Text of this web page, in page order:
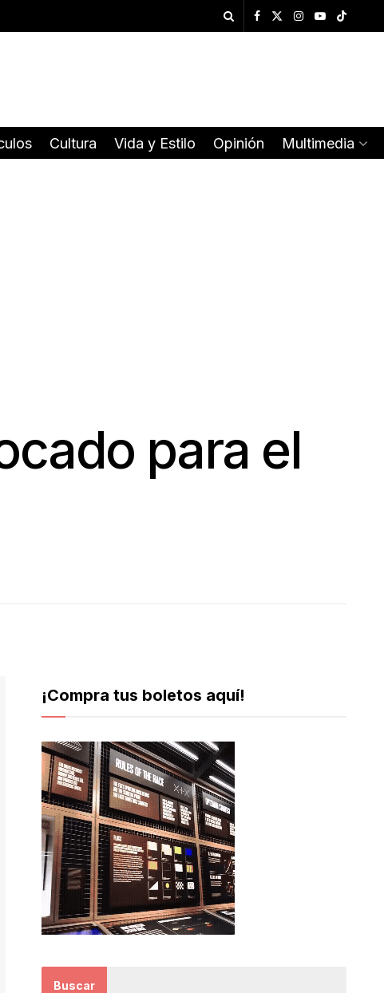
Cultura Vida y Estilo Opinión Multimedia
para el
¡Compra tus boletos aquí!
Buscar